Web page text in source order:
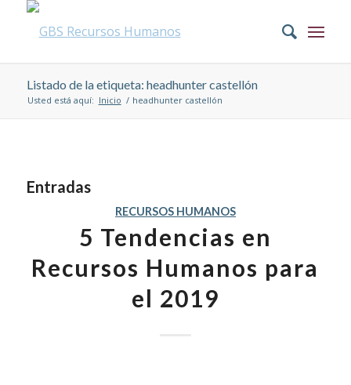
Listado de la etiqueta: headhunter castellón
Usted está aquí: Inicio / headhunter castellón
Entradas
RECURSOS HUMANOS
5 Tendencias en
Recursos Humanos para
el 2019